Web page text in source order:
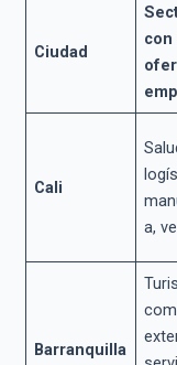
Ciudad
con
Cali
a,
Barranquilla